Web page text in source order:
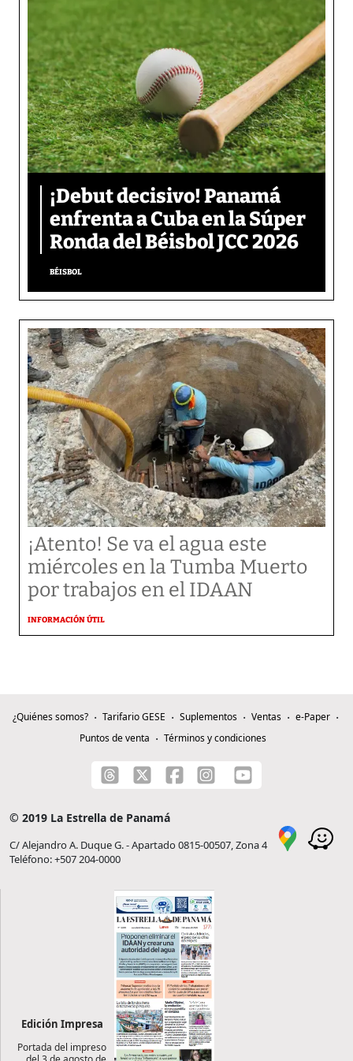
¡Debut decisivo! Panamá
enfrenta a Cuba en la Súper
Ronda del Béisbol JCC 2026
BÉISBOL
¡Atento! Se va el agua este
miércoles en la Tumba Muerto
por trabajos en el IDAAN
INFORMACIÓN ÚTIL
¿Quiénes somos? Tarifario GESE Suplementos Ventas
e-Paper
Puntos de venta
Términos y condiciones
© 2019 La Estrella de Panamá
C/ Alejandro A. Duque G. - Apartado 0815-00507, Zona 4
Teléfono: +507 204-0000
Edición Impresa
Portada del impreso